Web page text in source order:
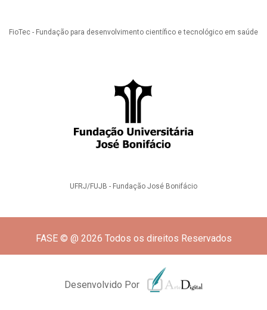
FioTec - Fundação para desenvolvimento científico e tecnológico em saúde
UFRJ/FUJB - Fundação José Bonifácio
FASE © @ 2026 Todos os direitos Reservados
Desenvolvido Por